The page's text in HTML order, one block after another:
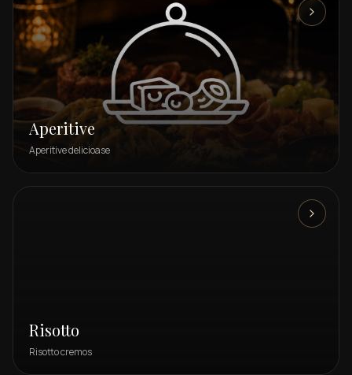
Aperitive
Aperitive delicioase
Risotto
Risotto cremos